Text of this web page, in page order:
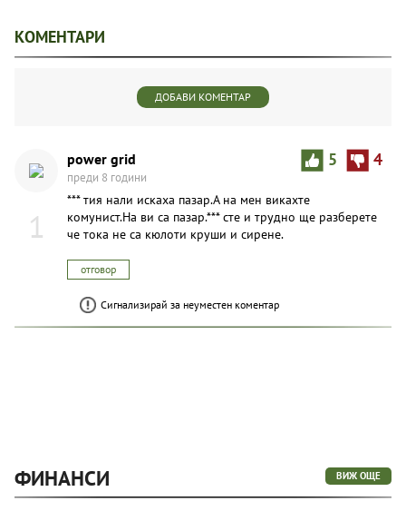
КОМЕНТАРИ
ДОБАВИ КОМЕНТАР
1
5 4
power grid
преди 8 години
*** тия нали искаха пазар.А на мен викахте
комунист.На ви са пазар.*** сте и трудно ще разберете
че тока не са кюлоти круши и сирене.
отговор
Сигнализирай за неуместен коментар
ФИНАНСИ ВИЖ ОЩЕ